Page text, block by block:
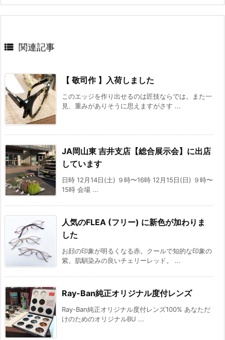
 関連記事
【 敬司作 】入荷しました
このエッジを作り出せるのは匠技ならでは。また一
見、重みがありそうに思えますがさす ...
JA岡山東 吉井支店【総合展示会】に出店
しています
日時 12月14日(土) ９時〜16時 12月15日(日) ９時〜
15時︎ 会場 ...
人気のFLEA (フリー) に新色が加わりま
した
お顔の印象が明るくなる赤。クールで知的な印象の
紫。肌馴染みの良いチェリーレッド。 ...
Ray-Ban純正オリジナル度付レンズ
Ray-Ban純正オリジナル度付レンズ100% あなただ
けのためのオリジナルBU ...